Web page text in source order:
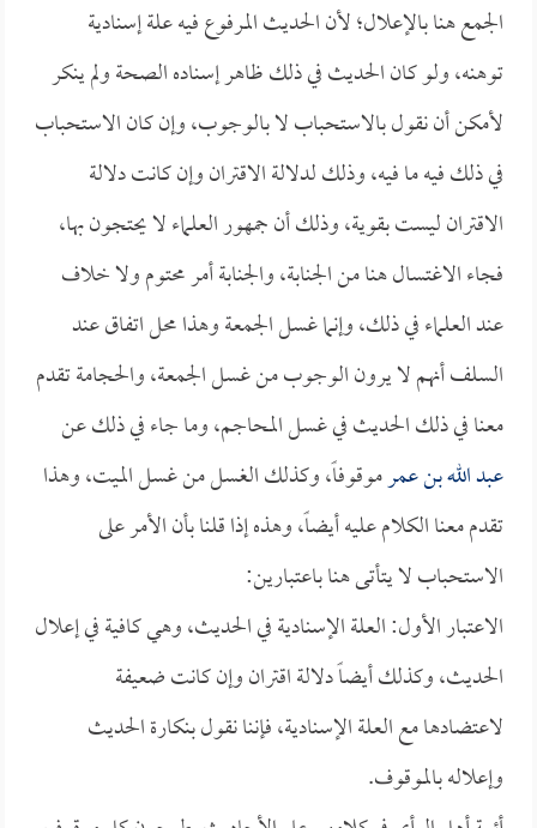
الجمع هنا بالإعلال؛ لأن الحديث المرفوع فيه علة إسنادية
توهنه، ولو كان الحديث في ذلك ظاهر إسناده الصحة ولم ينكر
لأمكن أن نقول بالاستحباب لا بالوجوب، وإن كان الاستحباب
في ذلك فيه ما فيه، وذلك لدلالة الاقتران وإن كانت دلالة
الاقتران ليست بقوية، وذلك أن جمهور العلماء لا يحتجون بها،
فجاء الاغتسال هنا من الجنابة، والجنابة أمر محتوم ولا خلاف
عند العلماء في ذلك، وإنما غسل الجمعة وهذا محل اتفاق عند
السلف أنهم لا يرون الوجوب من غسل الجمعة، والحجامة تقدم
معنا في ذلك الحديث في غسل المحاجم، وما جاء في ذلك عن
عبد الله بن عمرموقوفاً، وكذلك الغسل من غسل الميت، وهذا
تقدم معنا الكلام عليه أيضاً، وهذه إذا قلنا بأن الأمر على
الاستحباب لا يتأتى هنا باعتبارين:
الاعتبار الأول: العلة الإسنادية في الحديث، وهي كافية في إعلال
الحديث، وكذلك أيضاً دلالة اقتران وإن كانت ضعيفة
لاعتضادها مع العلة الإسنادية، فإننا نقول بنكارة الحديث
وإعلاله بالموقوف.